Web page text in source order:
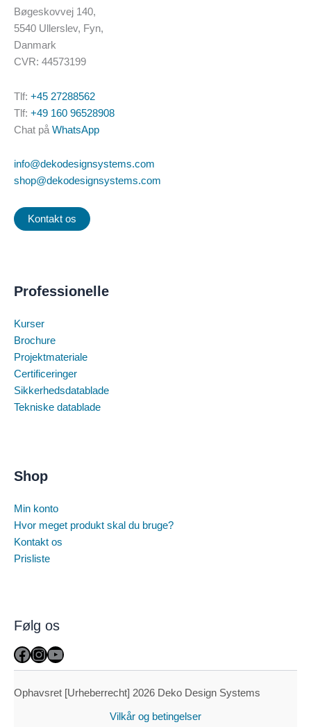
Bøgeskovvej 140,
5540 Ullerslev, Fyn,
Danmark
CVR: 44573199
Tlf: +45 27288562
Tlf: +49 160 96528908
Chat på WhatsApp
info@dekodesignsystems.com
shop@dekodesignsystems.com
Kontakt os
Professionelle
Kurser
Brochure
Projektmateriale
Certificeringer
Sikkerhedsdatablade
Tekniske datablade
Shop
Min konto
Hvor meget produkt skal du bruge?
Kontakt os
Prisliste
Følg os
Facebook
Instagram
YouTube
Ophavsret [Urheberrecht] 2026 Deko Design Systems
Vilkår og betingelser